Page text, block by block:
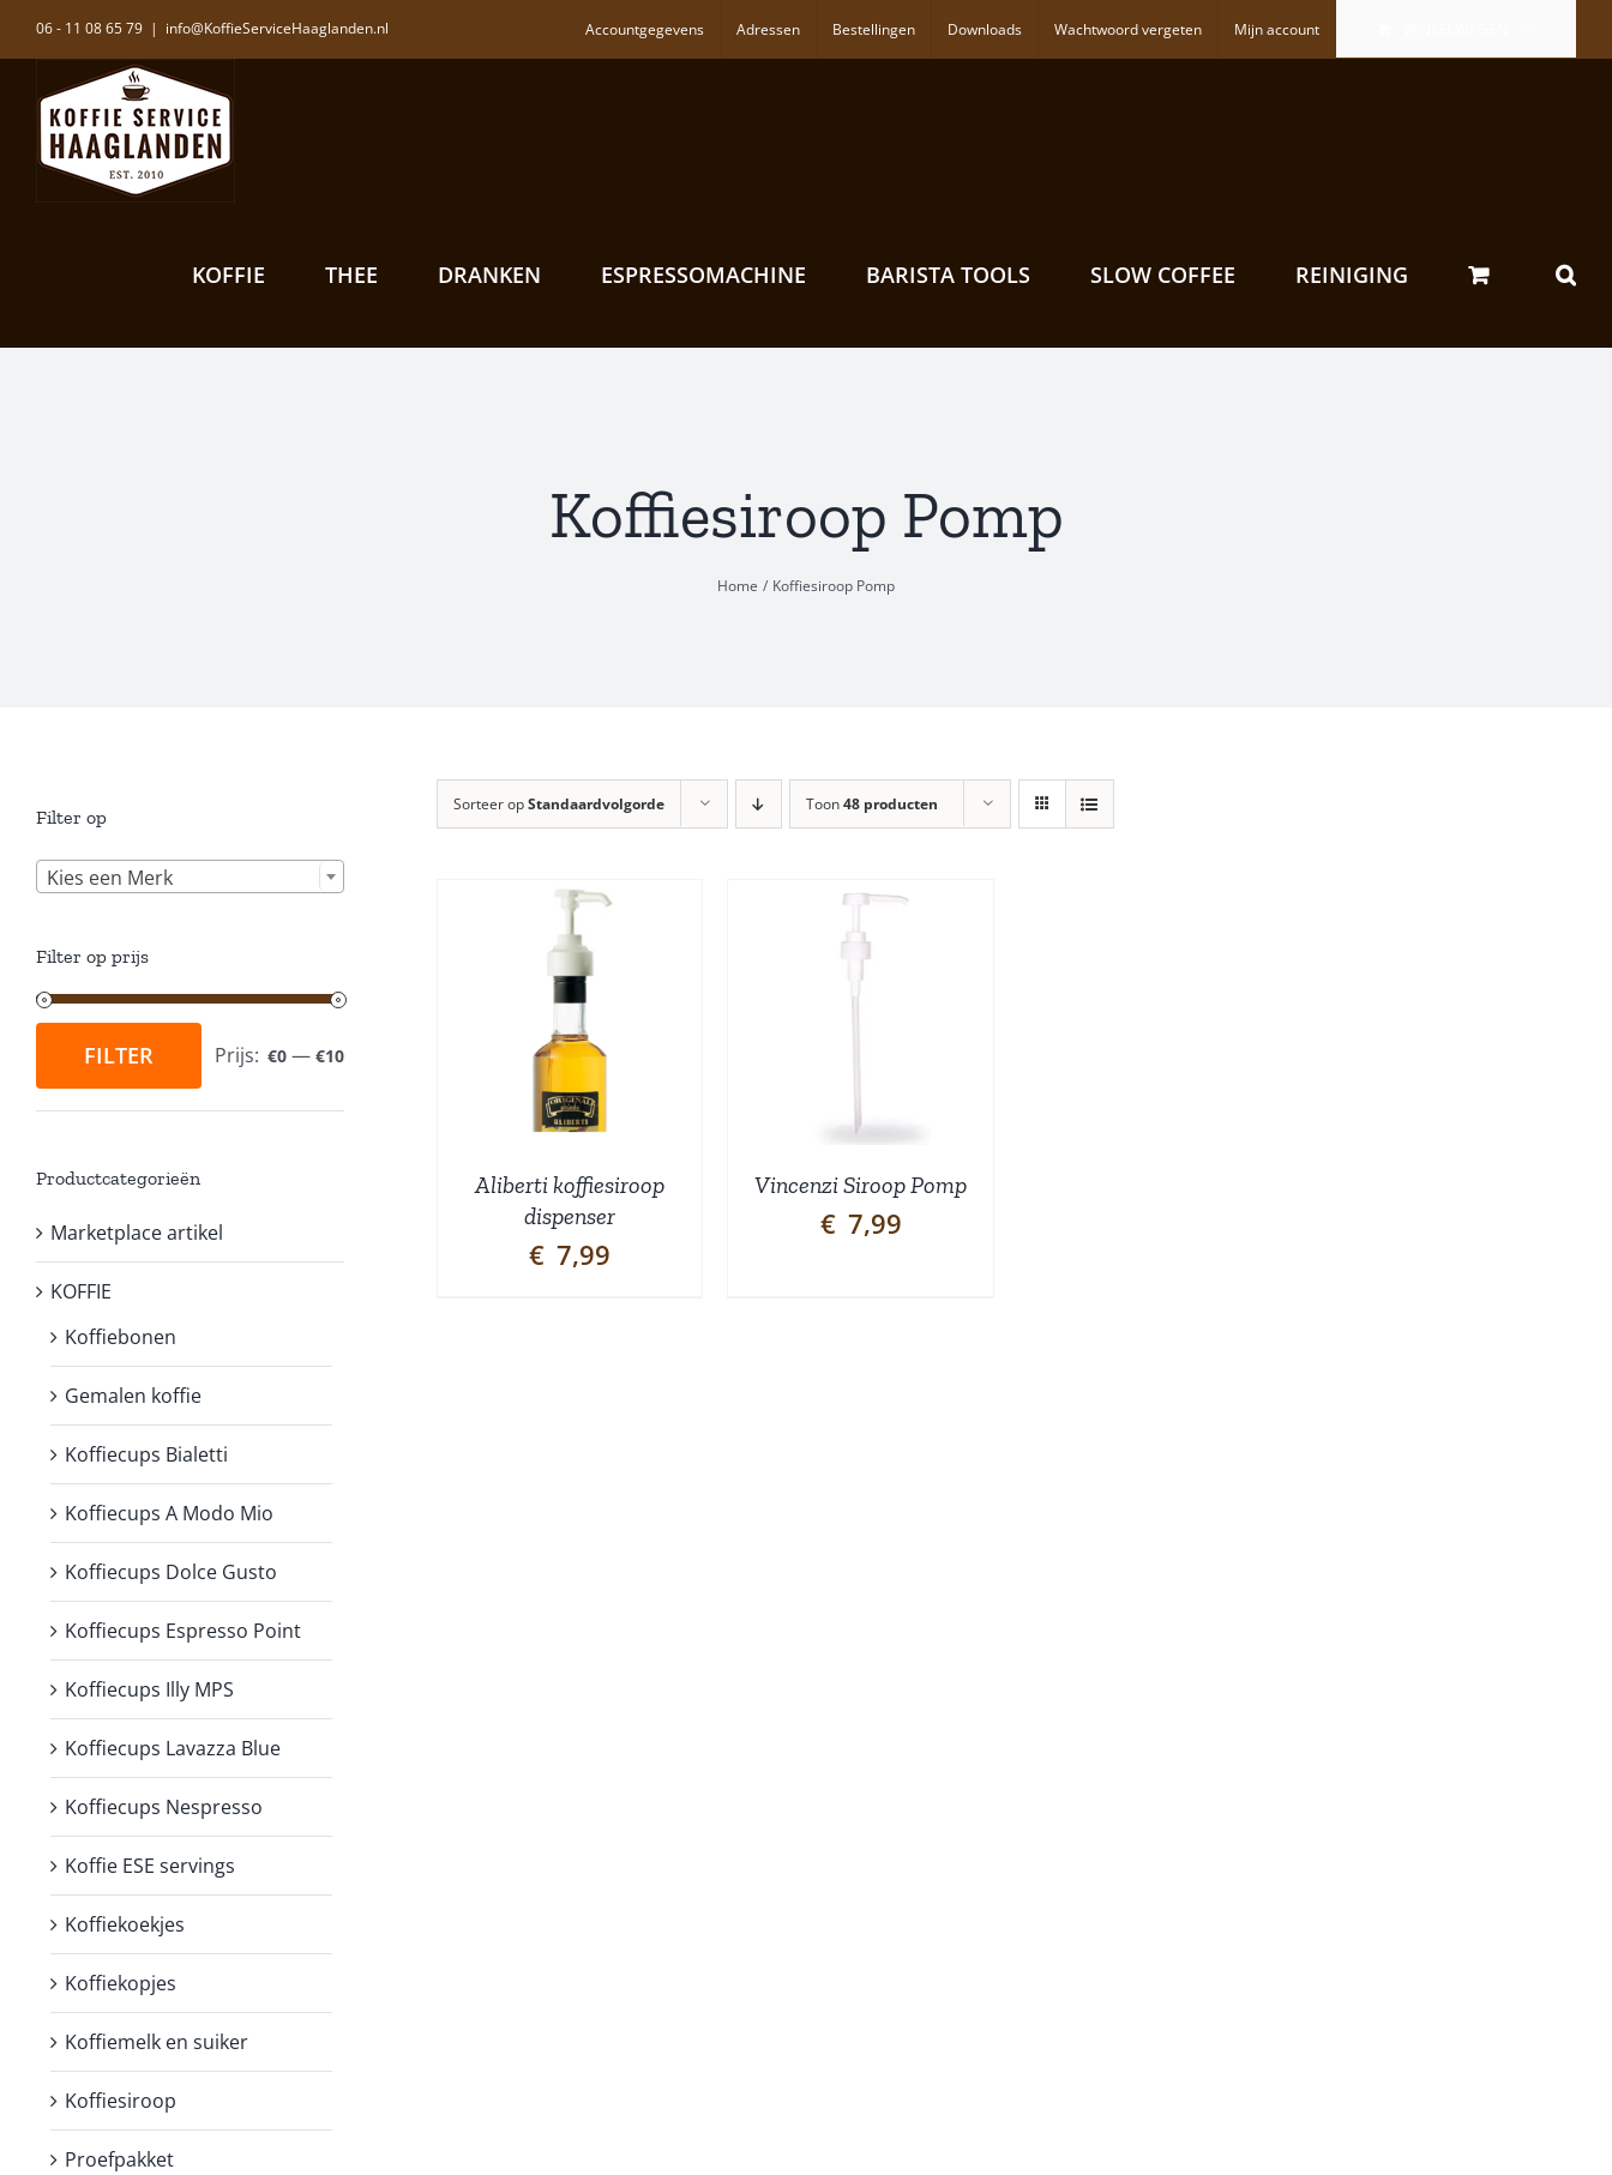
inhoud
06 - 11 08 65 79 | info@KoffieServiceHaaglanden.nl Accountgegevens Adressen Bestellingen Downloads Wachtwoord vergeten Mijn account
KOFFIE THEE DRANKEN ESPRESSOMACHINE BARISTA TOOLS SLOW COFFEE REINIGING
Koffiesiroop Pomp
Home Koffiesiroop Pomp
Sorteer opStandaardvolgorde Toon48 producten
TOEVOEGEN AAN
Aliberti koffiesiroop
dispenser
€ 7,99
TOEVOEGEN AAN
DETAILS
Vincenzi Siroop Pomp
€ 7,99
Filter op
Kies een Merk
Filter op prijs
prijs
prijs
FILTER Prijs: €0— €10
Productcategorieën
Marketplace artikel
KOFFIE
Koffiebonen
Gemalen koffie
Koffiecups Bialetti
Koffiecups A Modo Mio
Koffiecups Dolce Gusto
Koffiecups Espresso Point
Koffiecups Illy MPS
Koffiecups Lavazza Blue
Koffiecups Nespresso
Koffie ESE servings
Koffiekoekjes
Koffiekopjes
Koffiemelk en suiker
Koffiesiroop
Proefpakket